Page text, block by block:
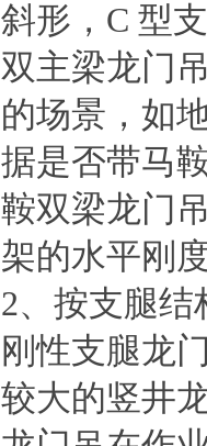
斜形，C 型
双主梁龙门
的场景，如
据是否带马
鞍双梁龙门
架的水平刚
2、按支腿结
刚性支腿龙
较大的竖井